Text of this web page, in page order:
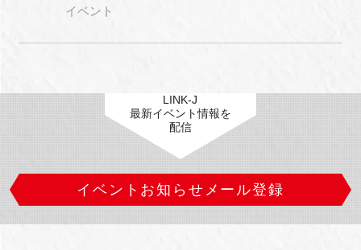
イベント
LINK-J
最新イベント情報を
配信
イベントお知らせメール登録